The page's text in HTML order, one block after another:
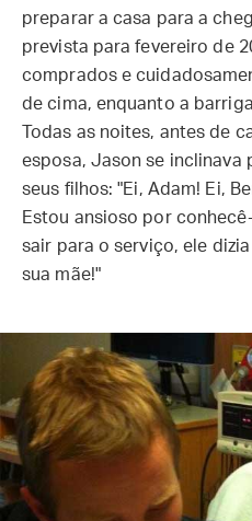
preparar a casa para a
prevista para fevereiro de
comprados e
de cima, enquanto a
Todas as noites, antes de
esposa, Jason se inclinava
seus filhos: "Ei, Adam! Ei,
Estou ansioso por
sair para o serviço, ele
sua mãe!"